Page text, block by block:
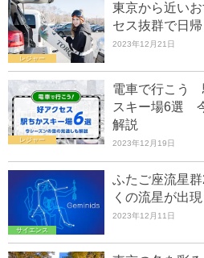
レジャー
東京から近い
セス抜群で日
2023年12月21日
レジャー
電車で行こう
スキー場6選
解説
2023年12月19日
サイエンス
ふたご座流星
くの流星が出
2023年12月11日